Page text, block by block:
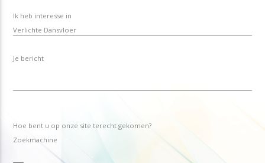
Ik heb interesse in
Je bericht
Hoe bent u op onze site terecht gekomen?
Zoekmachine